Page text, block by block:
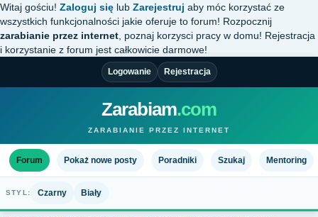
Witaj gościu! Zaloguj się lub Zarejestruj aby móc korzystać ze
wszystkich funkcjonalności jakie oferuje to forum! Rozpocznij
zarabianie przez internet , poznaj korzysci pracy w domu! Rejestracja
i korzystanie z forum jest całkowicie darmowe!
Logowanie Rejestracja
Zarabiam.com
ZARABIANIE PRZEZ INTERNET
Forum Pokaż nowe posty Poradniki Szukaj Mentoring
STYL: Czarny Biały